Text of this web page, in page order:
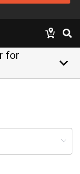
for
keyboard_arrow_down